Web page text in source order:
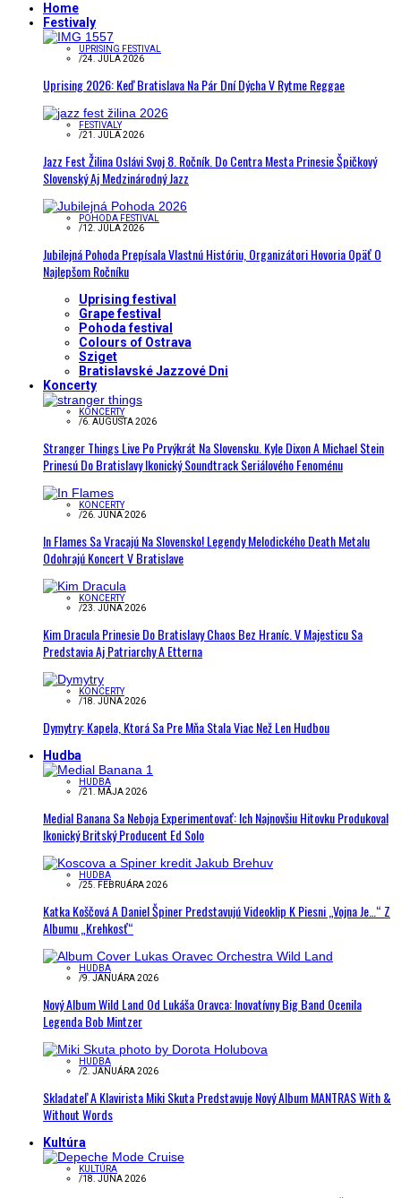
Home
Festivaly
UPRISING FESTIVAL
/24. JÚLA 2026
Uprising 2026: Keď Bratislava Na Pár Dní Dýcha V Rytme Reggae
FESTIVALY
/21. JÚLA 2026
Jazz Fest Žilina Oslávi Svoj 8. Ročník. Do Centra Mesta Prinesie Špičkový
Slovenský Aj Medzinárodný Jazz
POHODA FESTIVAL
/12. JÚLA 2026
Jubilejná Pohoda Prepísala Vlastnú Históriu, Organizátori Hovoria Opäť O
Najlepšom Ročníku
Uprising festival
Grape festival
Pohoda festival
Colours of Ostrava
Sziget
Bratislavské Jazzové Dni
Koncerty
KONCERTY
/6. AUGUSTA 2026
Stranger Things Live Po Prvýkrát Na Slovensku. Kyle Dixon A Michael Stein
Prinesú Do Bratislavy Ikonický Soundtrack Seriálového Fenoménu
KONCERTY
/26. JÚNA 2026
In Flames Sa Vracajú Na Slovensko! Legendy Melodického Death Metalu
Odohrajú Koncert V Bratislave
KONCERTY
/23. JÚNA 2026
Kim Dracula Prinesie Do Bratislavy Chaos Bez Hraníc. V Majesticu Sa
Predstavia Aj Patriarchy A Etterna
KONCERTY
/18. JÚNA 2026
Dymytry: Kapela, Ktorá Sa Pre Mňa Stala Viac Než Len Hudbou
Hudba
HUDBA
/21. MÁJA 2026
Medial Banana Sa Neboja Experimentovať: Ich Najnovšiu Hitovku Produkoval
Ikonický Britský Producent Ed Solo
HUDBA
/25. FEBRUÁRA 2026
Katka Koščová A Daniel Špiner Predstavujú Videoklip K Piesni „Vojna Je…“ Z
Albumu „Krehkosť“
HUDBA
/9. JANUÁRA 2026
Nový Album Wild Land Od Lukáša Oravca: Inovatívny Big Band Ocenila
Legenda Bob Mintzer
HUDBA
/2. JANUÁRA 2026
Skladateľ A Klavirista Miki Skuta Predstavuje Nový Album MANTRAS With &
Without Words
Kultúra
KULTÚRA
/18. JÚNA 2026